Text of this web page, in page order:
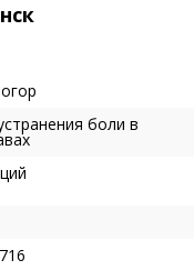
боли в